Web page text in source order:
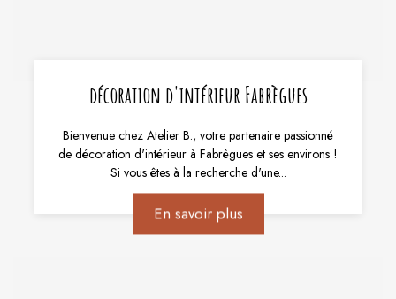
décoration d'intérieur Fabrègues
Bienvenue chez Atelier B., votre partenaire passionné
de décoration d'intérieur à Fabrègues et ses environs !
Si vous êtes à la recherche d'une...
En savoir plus